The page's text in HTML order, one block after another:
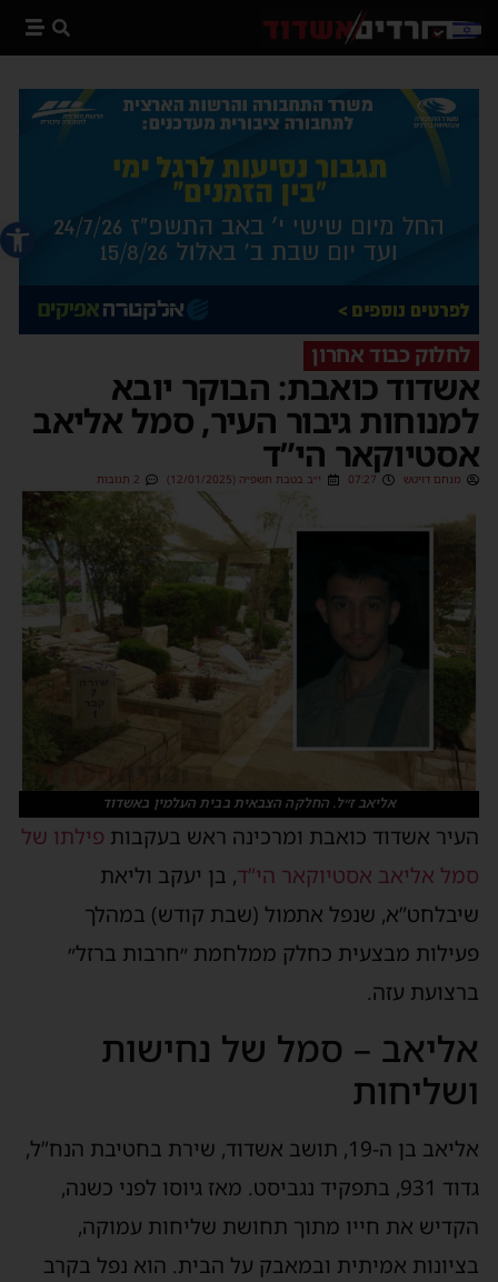
פתח
לחלוק כבוד אחרון
אשדוד כואבת: הבוקר יובא
למנוחות גיבור העיר, סמל אליאב
אסטיוקאר הי”ד
מנחם דויטש 07:27 י״ב בטבת תשפ״ה (12/01/2025) 2 תגובות
אליאב ז״ל. החלקה הצבאית בבית העלמין באשדוד
העיר אשדוד כואבת ומרכינה ראש בעקבות פילתו של
סמל אליאב אסטיוקאר הי”ד, בן יעקב וליאת
שיבלחט”א, שנפל אתמול (שבת קודש) במהלך
פעילות מבצעית כחלק ממלחמת ״חרבות ברזל״
ברצועת עזה.
אליאב – סמל של נחישות
ושליחות
אליאב בן ה-19, תושב אשדוד, שירת בחטיבת הנח”ל,
גדוד 931, בתפקיד נגביסט. מאז גיוסו לפני כשנה,
הקדיש את חייו מתוך תחושת שליחות עמוקה,
בציונות אמיתית ובמאבק על הבית. הוא נפל בקרב